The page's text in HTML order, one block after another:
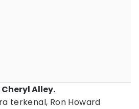
Alley.
terkenal, Ron Howard